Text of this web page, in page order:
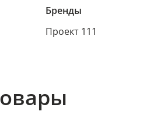
Бренды
Проект 111